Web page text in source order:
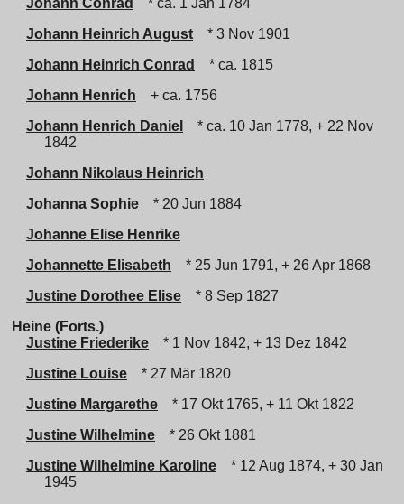
Johann Conrad
* ca. 1 Jan 1784
Johann Heinrich August
* 3 Nov 1901
Johann Heinrich Conrad
* ca. 1815
Johann Henrich
+ ca. 1756
Johann Henrich Daniel
* ca. 10 Jan 1778, + 22 Nov
1842
Johann Nikolaus Heinrich
Johanna Sophie
* 20 Jun 1884
Johanne Elise Henrike
Johannette Elisabeth
* 25 Jun 1791, + 26 Apr 1868
Justine Dorothee Elise
* 8 Sep 1827
Heine (Forts.)
Justine Friederike
* 1 Nov 1842, + 13 Dez 1842
Justine Louise
* 27 Mär 1820
Justine Margarethe
* 17 Okt 1765, + 11 Okt 1822
Justine Wilhelmine
* 26 Okt 1881
Justine Wilhelmine Karoline
* 12 Aug 1874, + 30 Jan
1945